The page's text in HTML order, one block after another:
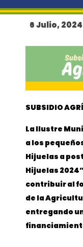
6 Julio, 2024
SUBSIDIO
La Ilustre
a los
Hijuelas a
Hijuelas
contribuir al
de la
entregando